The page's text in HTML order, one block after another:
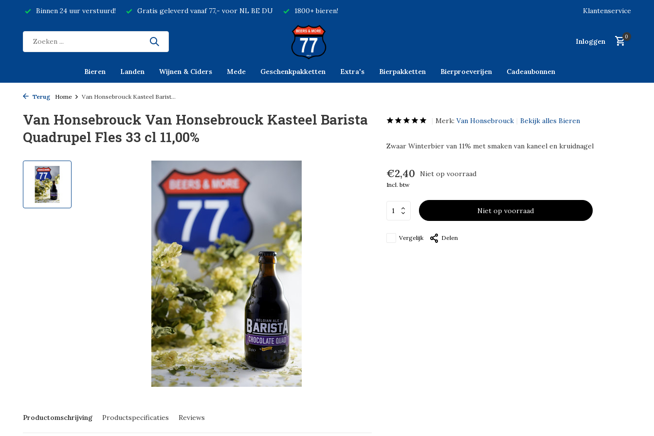
Binnen 24 uur verstuurd! Gratis geleverd vanaf 77,- voor NL BE DU 1800+ bieren! Klantenservice
Inloggen
0
Bieren Landen Wijnen & Ciders Mede Geschenkpakketten Extra's Bierpakketten Bierproeverijen Cadeaubonnen
Terug Home Van Honsebrouck Kasteel Barist...
Van Honsebrouck Van Honsebrouck Kasteel Barista
Quadrupel Fles 33 cl 11,00%
Productomschrijving Productspecificaties Reviews
Merk: Van Honsebrouck Bekijk alles Bieren
Zwaar Winterbier van 11% met smaken van kaneel en kruidnagel
€2,40 Niet op voorraad
Incl. btw
Niet op voorraad
Vergelijk Delen